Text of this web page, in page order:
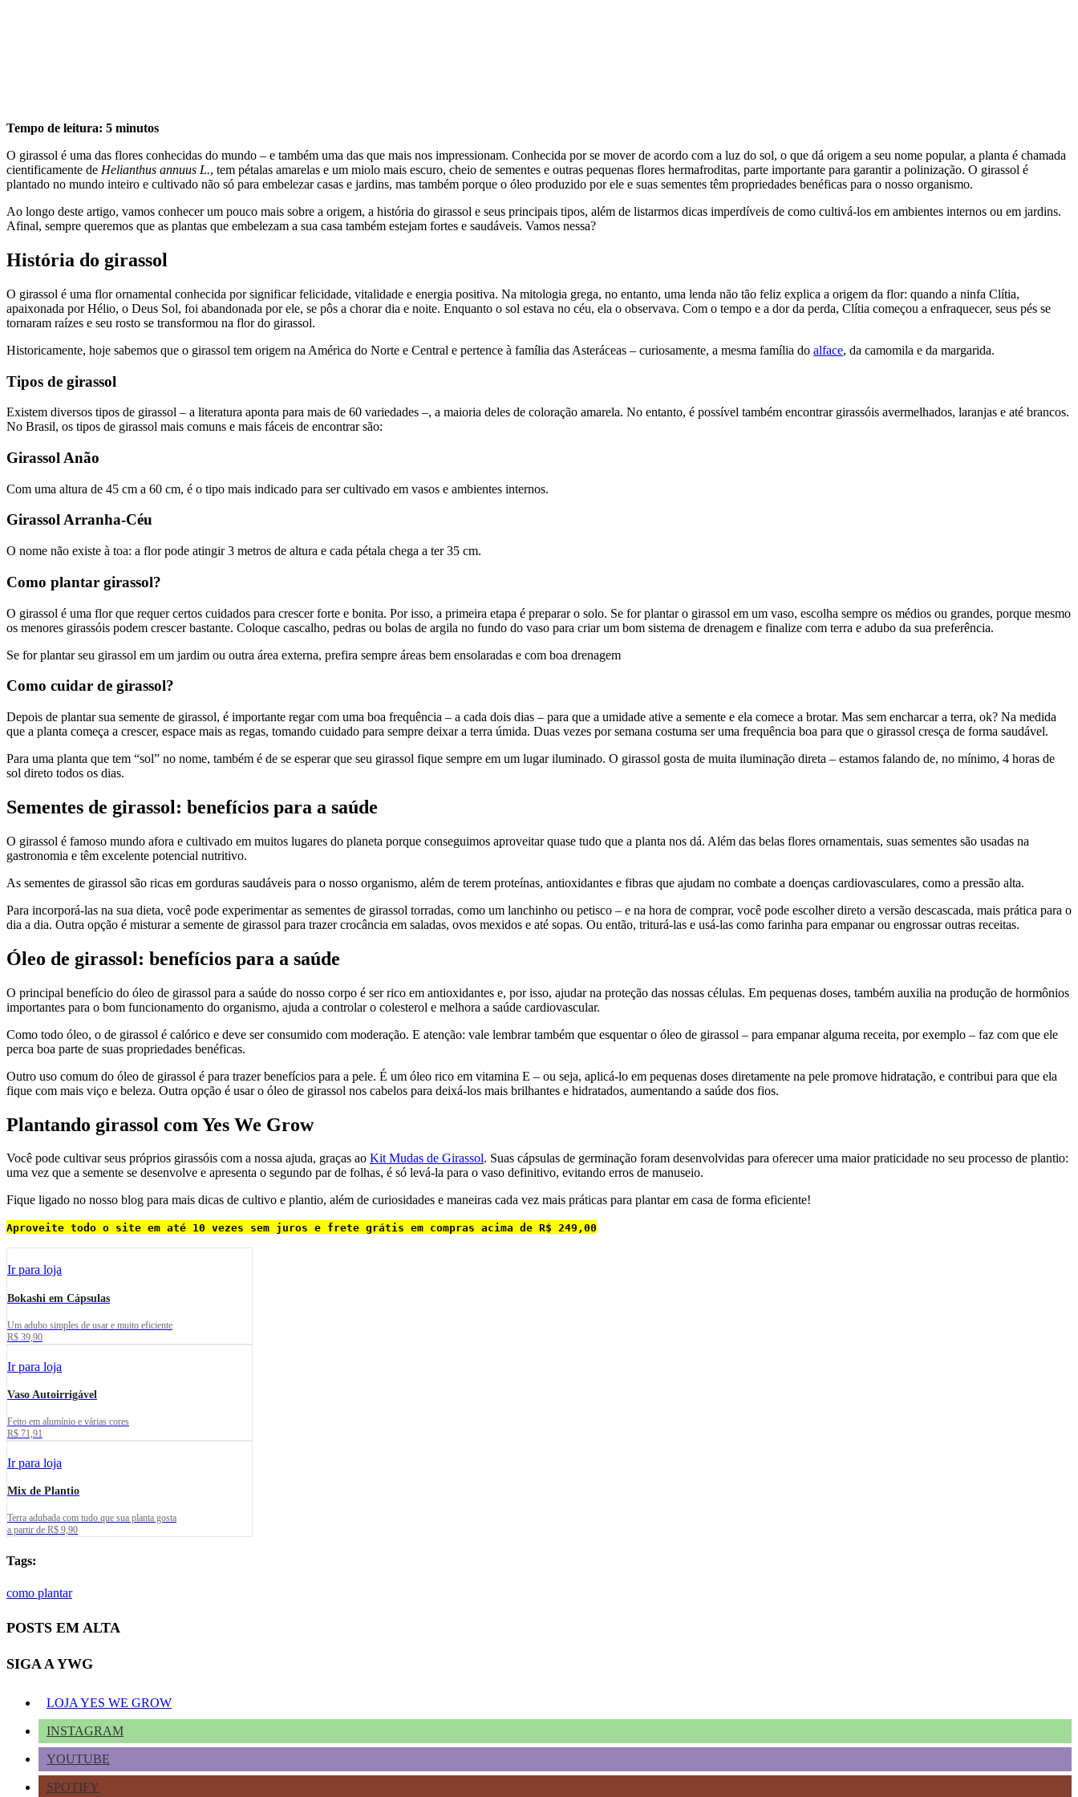
Tempo de leitura: 5 minutos
O girassol é uma das flores conhecidas do mundo – e também uma das que mais nos impressionam. Conhecida por se mover de acordo com a luz do sol, o que dá origem a seu nome popular, a planta é chamada
cientificamente de Helianthus annuus L., tem pétalas amarelas e um miolo mais escuro, cheio de sementes e outras pequenas flores hermafroditas, parte importante para garantir a polinização. O girassol é
plantado no mundo inteiro e cultivado não só para embelezar casas e jardins, mas também porque o óleo produzido por ele e suas sementes têm propriedades benéficas para o nosso organismo.
Ao longo deste artigo, vamos conhecer um pouco mais sobre a origem, a história do girassol e seus principais tipos, além de listarmos dicas imperdíveis de como cultivá-los em ambientes internos ou em jardins.
Afinal, sempre queremos que as plantas que embelezam a sua casa também estejam fortes e saudáveis. Vamos nessa?
História do girassol
O girassol é uma flor ornamental conhecida por significar felicidade, vitalidade e energia positiva. Na mitologia grega, no entanto, uma lenda não tão feliz explica a origem da flor: quando a ninfa Clítia,
apaixonada por Hélio, o Deus Sol, foi abandonada por ele, se pôs a chorar dia e noite. Enquanto o sol estava no céu, ela o observava. Com o tempo e a dor da perda, Clítia começou a enfraquecer, seus pés se
tornaram raízes e seu rosto se transformou na flor do girassol.
Historicamente, hoje sabemos que o girassol tem origem na América do Norte e Central e pertence à família das Asteráceas – curiosamente, a mesma família do alface, da camomila e da margarida.
Tipos de girassol
Existem diversos tipos de girassol – a literatura aponta para mais de 60 variedades –, a maioria deles de coloração amarela. No entanto, é possível também encontrar girassóis avermelhados, laranjas e até brancos.
No Brasil, os tipos de girassol mais comuns e mais fáceis de encontrar são:
Girassol Anão
Com uma altura de 45 cm a 60 cm, é o tipo mais indicado para ser cultivado em vasos e ambientes internos.
Girassol Arranha-Céu
O nome não existe à toa: a flor pode atingir 3 metros de altura e cada pétala chega a ter 35 cm.
Como plantar girassol?
O girassol é uma flor que requer certos cuidados para crescer forte e bonita. Por isso, a primeira etapa é preparar o solo. Se for plantar o girassol em um vaso, escolha sempre os médios ou grandes, porque mesmo
os menores girassóis podem crescer bastante. Coloque cascalho, pedras ou bolas de argila no fundo do vaso para criar um bom sistema de drenagem e finalize com terra e adubo da sua preferência.
Se for plantar seu girassol em um jardim ou outra área externa, prefira sempre áreas bem ensolaradas e com boa drenagem
Como cuidar de girassol?
Depois de plantar sua semente de girassol, é importante regar com uma boa frequência – a cada dois dias – para que a umidade ative a semente e ela comece a brotar. Mas sem encharcar a terra, ok? Na medida
que a planta começa a crescer, espace mais as regas, tomando cuidado para sempre deixar a terra úmida. Duas vezes por semana costuma ser uma frequência boa para que o girassol cresça de forma saudável.
Para uma planta que tem “sol” no nome, também é de se esperar que seu girassol fique sempre em um lugar iluminado. O girassol gosta de muita iluminação direta – estamos falando de, no mínimo, 4 horas de
sol direto todos os dias.
Sementes de girassol: benefícios para a saúde
O girassol é famoso mundo afora e cultivado em muitos lugares do planeta porque conseguimos aproveitar quase tudo que a planta nos dá. Além das belas flores ornamentais, suas sementes são usadas na
gastronomia e têm excelente potencial nutritivo.
As sementes de girassol são ricas em gorduras saudáveis para o nosso organismo, além de terem proteínas, antioxidantes e fibras que ajudam no combate a doenças cardiovasculares, como a pressão alta.
Para incorporá-las na sua dieta, você pode experimentar as sementes de girassol torradas, como um lanchinho ou petisco – e na hora de comprar, você pode escolher direto a versão descascada, mais prática para o
dia a dia. Outra opção é misturar a semente de girassol para trazer crocância em saladas, ovos mexidos e até sopas. Ou então, triturá-las e usá-las como farinha para empanar ou engrossar outras receitas.
Óleo de girassol: benefícios para a saúde
O principal benefício do óleo de girassol para a saúde do nosso corpo é ser rico em antioxidantes e, por isso, ajudar na proteção das nossas células. Em pequenas doses, também auxilia na produção de hormônios
importantes para o bom funcionamento do organismo, ajuda a controlar o colesterol e melhora a saúde cardiovascular.
Como todo óleo, o de girassol é calórico e deve ser consumido com moderação. E atenção: vale lembrar também que esquentar o óleo de girassol – para empanar alguma receita, por exemplo – faz com que ele
perca boa parte de suas propriedades benéficas.
Outro uso comum do óleo de girassol é para trazer benefícios para a pele. É um óleo rico em vitamina E – ou seja, aplicá-lo em pequenas doses diretamente na pele promove hidratação, e contribui para que ela
fique com mais viço e beleza. Outra opção é usar o óleo de girassol nos cabelos para deixá-los mais brilhantes e hidratados, aumentando a saúde dos fios.
Plantando girassol com Yes We Grow
Você pode cultivar seus próprios girassóis com a nossa ajuda, graças ao Kit Mudas de Girassol. Suas cápsulas de germinação foram desenvolvidas para oferecer uma maior praticidade no seu processo de plantio:
uma vez que a semente se desenvolve e apresenta o segundo par de folhas, é só levá-la para o vaso definitivo, evitando erros de manuseio.
Fique ligado no nosso blog para mais dicas de cultivo e plantio, além de curiosidades e maneiras cada vez mais práticas para plantar em casa de forma eficiente!
Aproveite todo o site em até 10 vezes sem juros e frete grátis em compras acima de R$ 249,00
Ir para loja
Bokashi em Cápsulas
Um adubo simples de usar e muito eficiente
R$ 39,90
Ir para loja
Vaso Autoirrigável
Feito em alumínio e várias cores
R$ 71,91
Ir para loja
Mix de Plantio
Terra adubada com tudo que sua planta gosta
a partir de R$ 9,90
Tags:
como plantar
POSTS EM ALTA
SIGA A YWG
LOJA YES WE GROW
INSTAGRAM
YOUTUBE
SPOTIFY